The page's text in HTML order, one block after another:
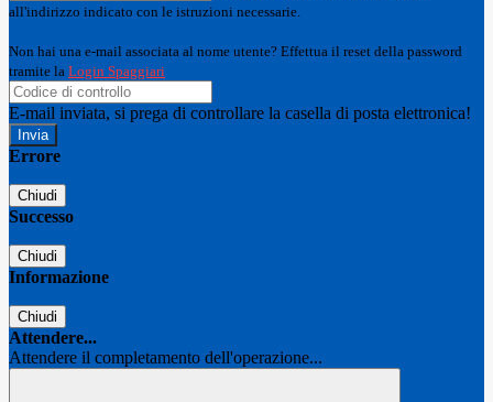
all'indirizzo indicato con le istruzioni necessarie.
Non hai una e-mail associata al nome utente? Effettua il reset della password
tramite la Login Spaggiari
E-mail inviata, si prega di controllare la casella di posta elettronica!
Errore
Chiudi
Successo
Chiudi
Informazione
Chiudi
Attendere...
Attendere il completamento dell'operazione...